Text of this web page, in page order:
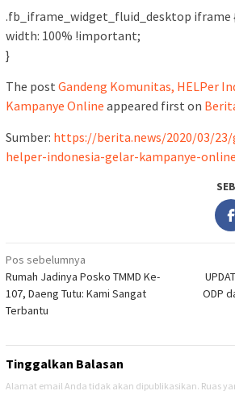
.fb_iframe_widget_fluid_desktop iframe
width: 100% !important;
}
The post Gandeng Komunitas, HELPer
Kampanye Online appeared first on
Sumber: https://berita.news/2020/03/
helper-indonesia-gelar-kampanye-
Navigasi
pos
Pos sebelumnya
Rumah Jadinya Posko TMMD Ke-
107, Daeng Tutu: Kami Sangat
Terbantu
ODP
Tinggalkan Balasan
Alamat email Anda tidak akan dipublikasikan. Ruas